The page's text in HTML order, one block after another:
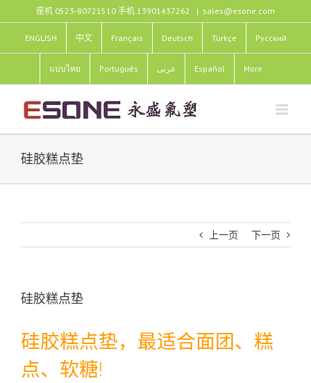
过
容
座机 0523-80721510 手机 13901437262 | sales@esone.com
ENGLISH 中文 Français Deutsch Türkçe Pусский
แบบไทย Português عربى Español More
硅胶糕点垫
上一页 下一页
硅胶糕点垫
硅胶糕点垫，最适合面团、糕
点、软糖!